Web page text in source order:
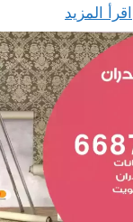
اقرأ المزيد